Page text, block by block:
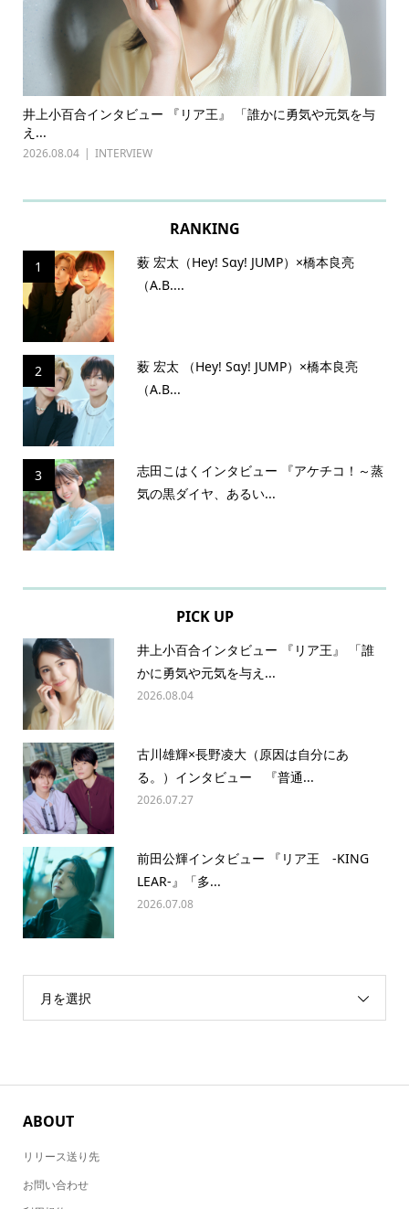
井上小百合インタビュー 『リア王』 「誰かに勇気や元気を与
え...
2026.08.04 INTERVIEW
RANKING
1
薮 宏太（Hey! Sɑy! JUMP）×橋本良亮
（A.B....
2
薮 宏太 （Hey! Sɑy! JUMP）×橋本良亮
（A.B...
3
志田こはくインタビュー 『アケチコ！～蒸
気の黒ダイヤ、あるい...
PICK UP
井上小百合インタビュー 『リア王』 「誰
かに勇気や元気を与え...
2026.08.04
古川雄輝×長野凌大（原因は自分にあ
る。）インタビュー 『普通...
2026.07.27
前田公輝インタビュー 『リア王 -KING
LEAR-』「多...
2026.07.08
月を選択
ABOUT
リリース送り先
お問い合わせ